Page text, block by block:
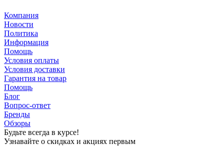
Компания
Новости
Политика
Информация
Помощь
Условия оплаты
Условия доставки
Гарантия на товар
Помощь
Блог
Вопрос-ответ
Бренды
Обзоры
Будьте всегда в курсе!
Узнавайте о скидках и акциях первым